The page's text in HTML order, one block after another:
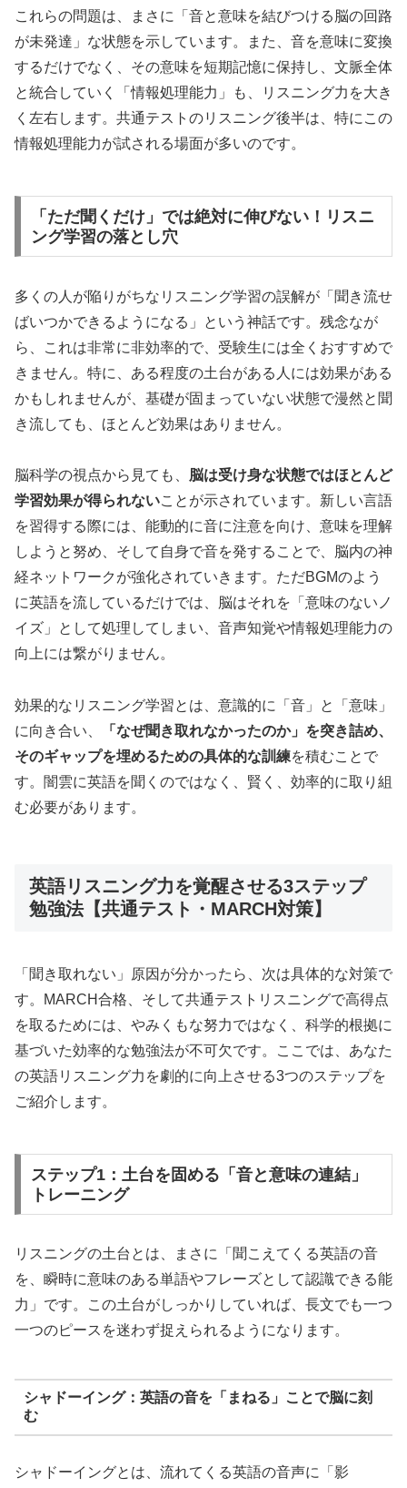
これらの問題は、まさに「音と意味を結びつける脳の回路
が未発達」な状態を示しています。また、音を意味に変換
するだけでなく、その意味を短期記憶に保持し、文脈全体
と統合していく「情報処理能力」も、リスニング力を大き
く左右します。共通テストのリスニング後半は、特にこの
情報処理能力が試される場面が多いのです。
「ただ聞くだけ」では絶対に伸びない！リスニ
ング学習の落とし穴
多くの人が陥りがちなリスニング学習の誤解が「聞き流せ
ばいつかできるようになる」という神話です。残念なが
ら、これは非常に非効率的で、受験生には全くおすすめで
きません。特に、ある程度の土台がある人には効果がある
かもしれませんが、基礎が固まっていない状態で漫然と聞
き流しても、ほとんど効果はありません。
脳科学の視点から見ても、 脳は受け身な状態ではほとんど
学習効果が得られないことが示されています。新しい言語
を習得する際には、能動的に音に注意を向け、意味を理解
しようと努め、そして自身で音を発することで、脳内の神
経ネットワークが強化されていきます。ただBGMのよう
に英語を流しているだけでは、脳はそれを「意味のないノ
イズ」として処理してしまい、音声知覚や情報処理能力の
向上には繋がりません。
効果的なリスニング学習とは、意識的に「音」と「意味」
に向き合い、
「なぜ聞き取れなかったのか」を突き詰め、
そのギャップを埋めるための具体的な訓練を積むことで
す。闇雲に英語を聞くのではなく、賢く、効率的に取り組
む必要があります。
英語リスニング力を覚醒させる3ステップ
勉強法【共通テスト・MARCH対策】
「聞き取れない」原因が分かったら、次は具体的な対策で
す。MARCH合格、そして共通テストリスニングで高得点
を取るためには、やみくもな努力ではなく、科学的根拠に
基づいた効率的な勉強法が不可欠です。ここでは、あなた
の英語リスニング力を劇的に向上させる3つのステップを
ご紹介します。
ステップ1：土台を固める「音と意味の連結」
トレーニング
リスニングの土台とは、まさに「聞こえてくる英語の音
を、瞬時に意味のある単語やフレーズとして認識できる能
力」です。この土台がしっかりしていれば、長文でも一つ
一つのピースを迷わず捉えられるようになります。
シャドーイング：英語の音を「まねる」ことで脳に刻
む
シャドーイングとは、流れてくる英語の音声に「影